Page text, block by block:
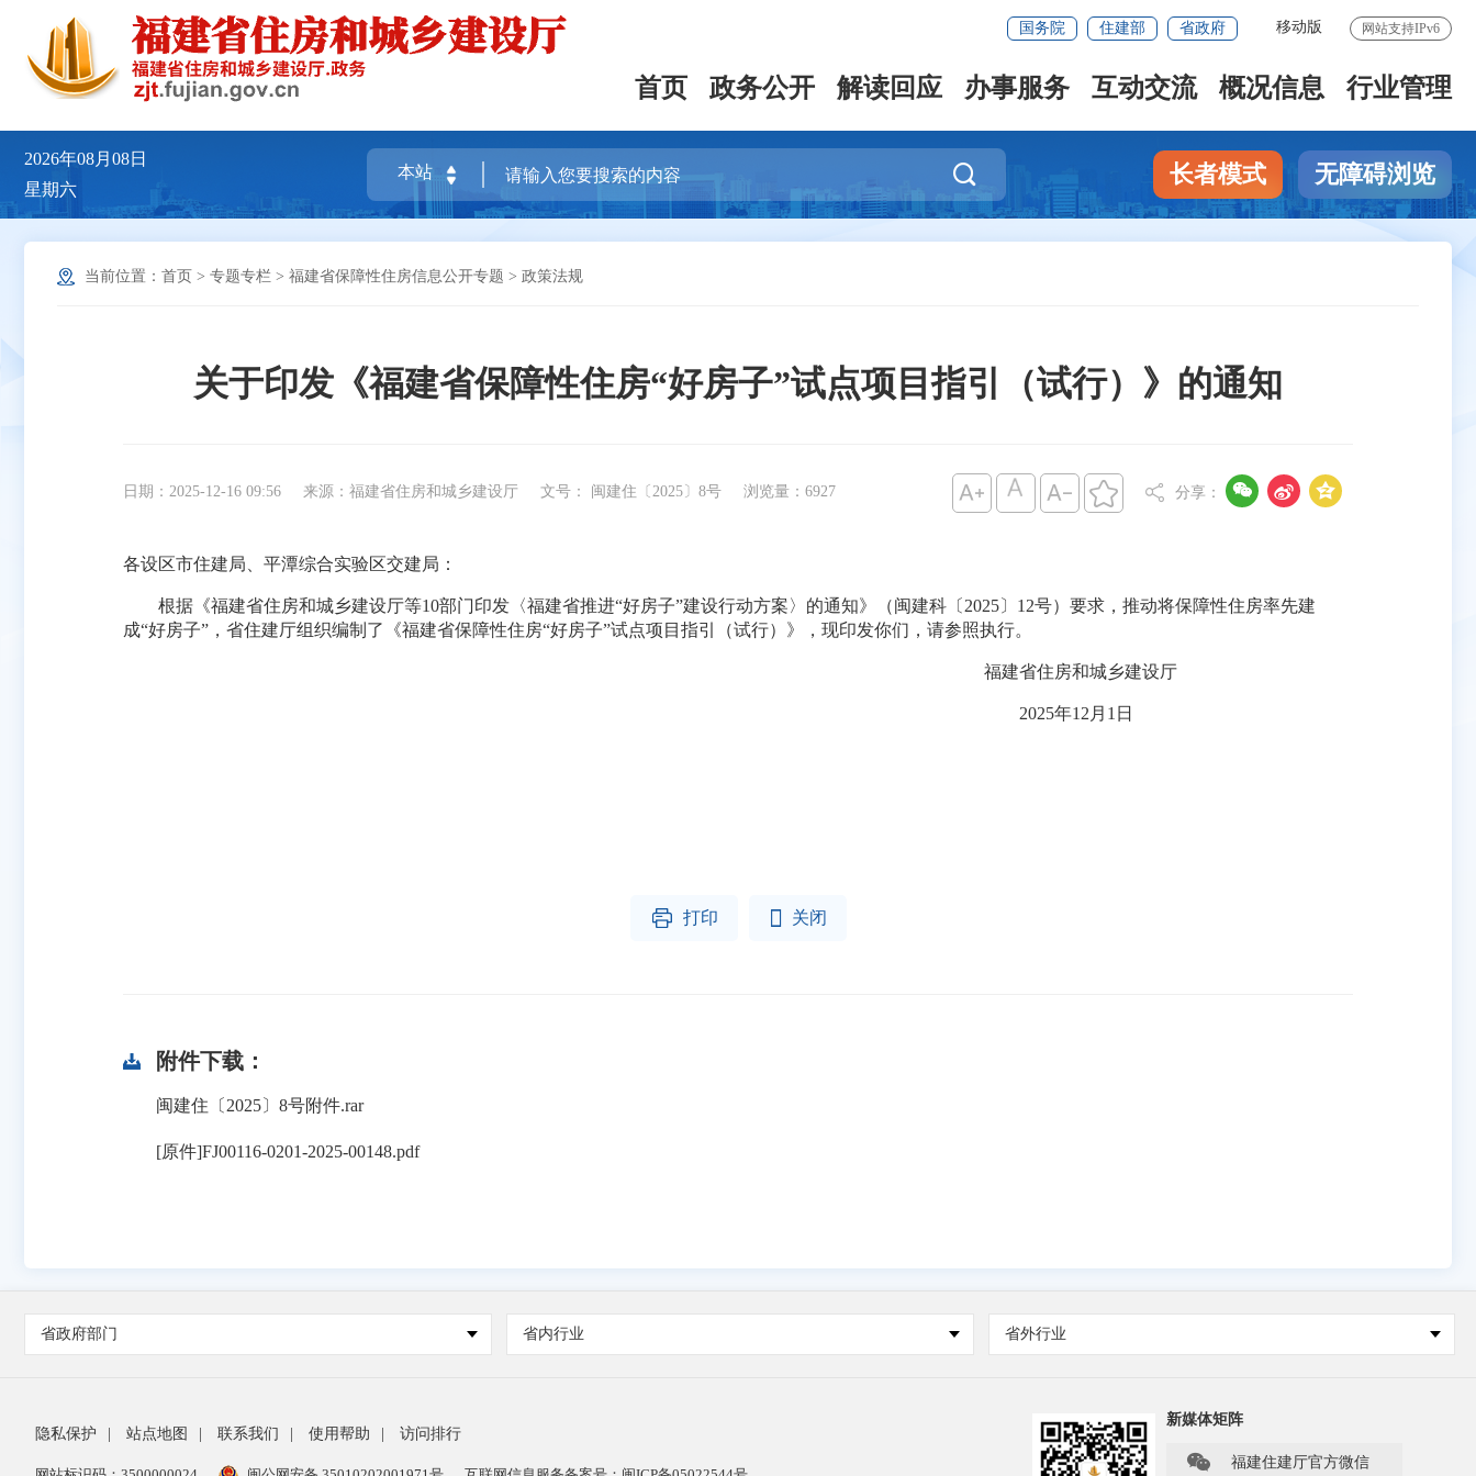
网站支持IPv6
移动版
国务院 住建部 省政府
首页 政务公开 解读回应 办事服务 互动交流 概况信息 行业管理
2026年08月08日
星期六
 长者模式 无障碍浏览
当前位置： 首页 > 专题专栏 > 福建省保障性住房信息公开专题 > 政策法规
关于印发《福建省保障性住房“好房子”试点项目指引（试行）》的通知
日期：2025-12-16 09:56 来源：福建省住房和城乡建设厅 文号： 闽建住〔2025〕8号 浏览量： 6927     分享：   
各设区市住建局、平潭综合实验区交建局：
根据《福建省住房和城乡建设厅等10部门印发〈福建省推进“好房子”建设行动方案〉的通知》（闽建科〔2025〕12号）要求，推动将保障性住房率先建
成“好房子”，省住建厅组织编制了《福建省保障性住房“好房子”试点项目指引（试行）》，现印发你们，请参照执行。
福建省住房和城乡建设厅
2025年12月1日
 打印  关闭
附件下载：
闽建住〔2025〕8号附件.rar
[原件]FJ00116-0201-2025-00148.pdf
省政府部门 省内行业 省外行业
隐私保护 站点地图 联系我们 使用帮助 访问排行
新媒体矩阵
 福建住建厅官方微信